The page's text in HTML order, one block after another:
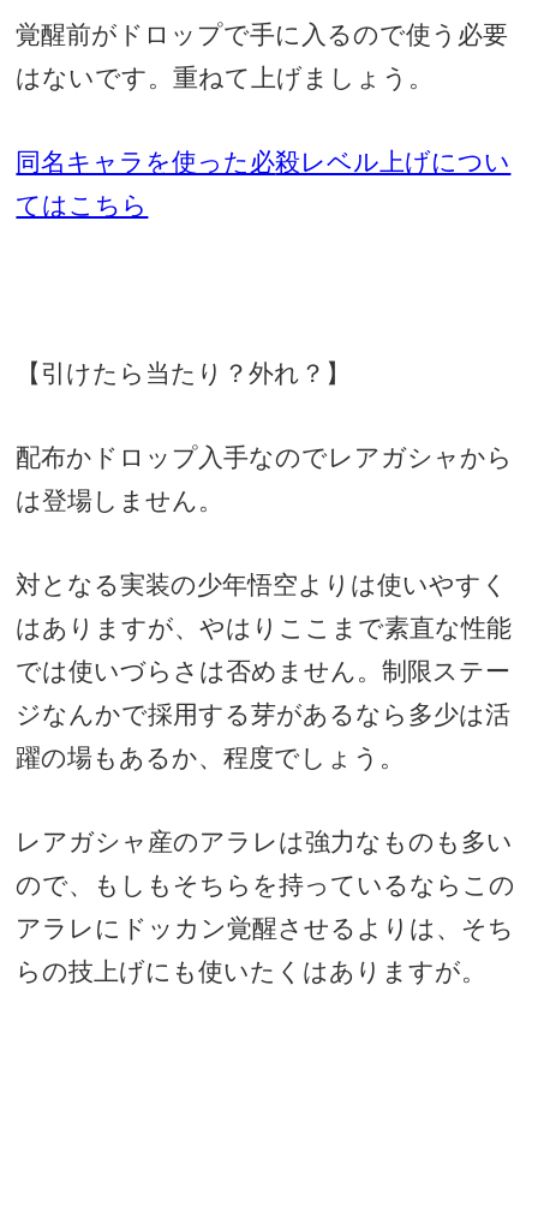
覚醒前がドロップで手に入るので使う必要
はないです。重ねて上げましょう。
同名キャラを使った必殺レベル上げについ
てはこちら
【引けたら当たり？外れ？】
配布かドロップ入手なのでレアガシャから
は登場しません。
対となる実装の少年悟空よりは使いやすく
はありますが、やはりここまで素直な性能
では使いづらさは否めません。制限ステー
ジなんかで採用する芽があるなら多少は活
躍の場もあるか、程度でしょう。
レアガシャ産のアラレは強力なものも多い
ので、もしもそちらを持っているならこの
アラレにドッカン覚醒させるよりは、そち
らの技上げにも使いたくはありますが。